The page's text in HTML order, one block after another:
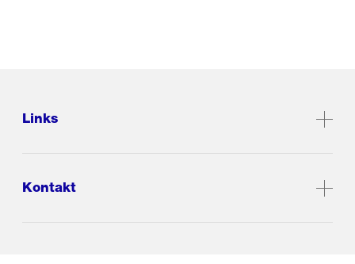
Links
Kontakt